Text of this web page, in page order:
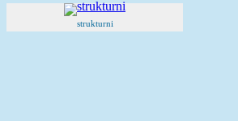
strukturni